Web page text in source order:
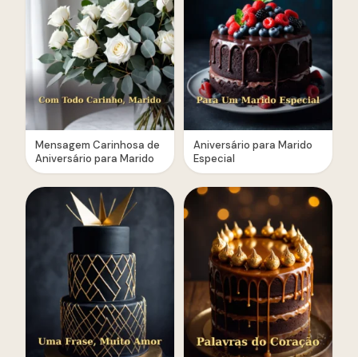
Mensagem Carinhosa de
Aniversário para Marido
Aniversário para Marido
Especial